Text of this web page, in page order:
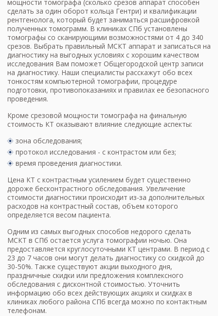
мощности томографа (сколько срезов аппарат способен
сделать за один оборот кольца Гентри) и квалификации
рентгенолога, который будет заниматься расшифровкой
полученных томограмм. В клиниках СПб установлены
томографы со сканирующими возможностями от 4 до 340
срезов. Выбрать правильный МСКТ аппарат и записаться на
диагностику на выгодных условиях с хорошим качеством
исследования Вам поможет Общегородской центр записи
на диагностику. Наши специалисты расскажут обо всех
тонкостям компьютерной томографии, процедуре
подготовки, противопоказаниях и правилах ее безопасного
проведения.
Кроме срезовой мощности томографа на финальную
стоимость КТ оказывают влияние следующие аспекты:
зона обследования;
протокол исследования - с контрастом или без;
время проведения диагностики.
Цена КТ с контрастным усилением будет существенно
дороже бесконтрастного обследования. Увеличение
стоимости диагностики происходит из-за дополнительных
расходов на контрастный состав, объем которого
определяется весом пациента.
Одним из самых выгодных способов недорого сделать
МСКТ в СПб остается услуга томографии ночью. Она
предоставляется круглосуточными КТ центрами. В период с
23 до 7 часов они могут делать диагностику со скидкой до
30-50%. Также существуют акции выходного дня,
праздничные скидки или предложения комплексного
обследования с дисконтной стоимостью. Уточнить
информацию обо всех действующих акциях и скидках в
клиниках любого района СПб всегда можно по контактным
телефонам.